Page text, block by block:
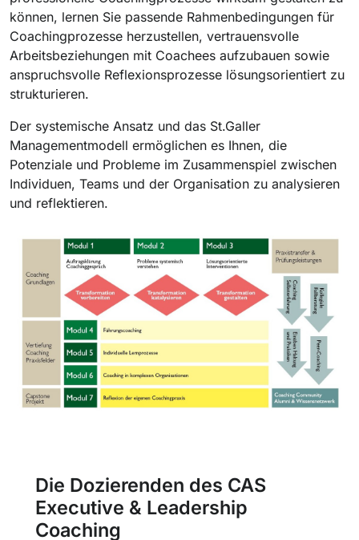
können, lernen Sie passende Rahmenbedingungen für
Coachingprozesse herzustellen, vertrauensvolle
Arbeitsbeziehungen mit Coachees aufzubauen sowie
anspruchsvolle Reflexionsprozesse lösungsorientiert zu
strukturieren.
Der systemische Ansatz und das St.Galler
Managementmodell ermöglichen es Ihnen, die
Potenziale und Probleme im Zusammenspiel zwischen
Individuen, Teams und der Organisation zu analysieren
und reflektieren.
Die Dozierenden des CAS
Executive & Leadership
Coaching